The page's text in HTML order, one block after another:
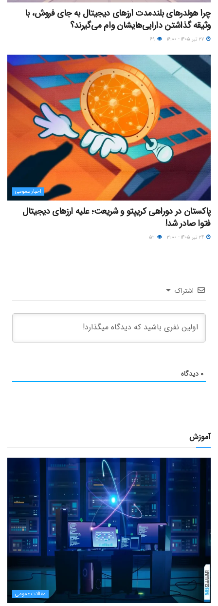
چرا هولدرهای بلندمدت ارزهای دیجیتال به جای فروش، با
وثیقه گذاشتن دارایی‌هایشان وام می‌گیرند؟
اخبار عمومی
پاکستان در دوراهی کریپتو و شریعت؛ علیه ارزهای دیجیتال
فتوا صادر شد!
اشتراک
۰ دیدگاه
آموزش
مقالات عمومی